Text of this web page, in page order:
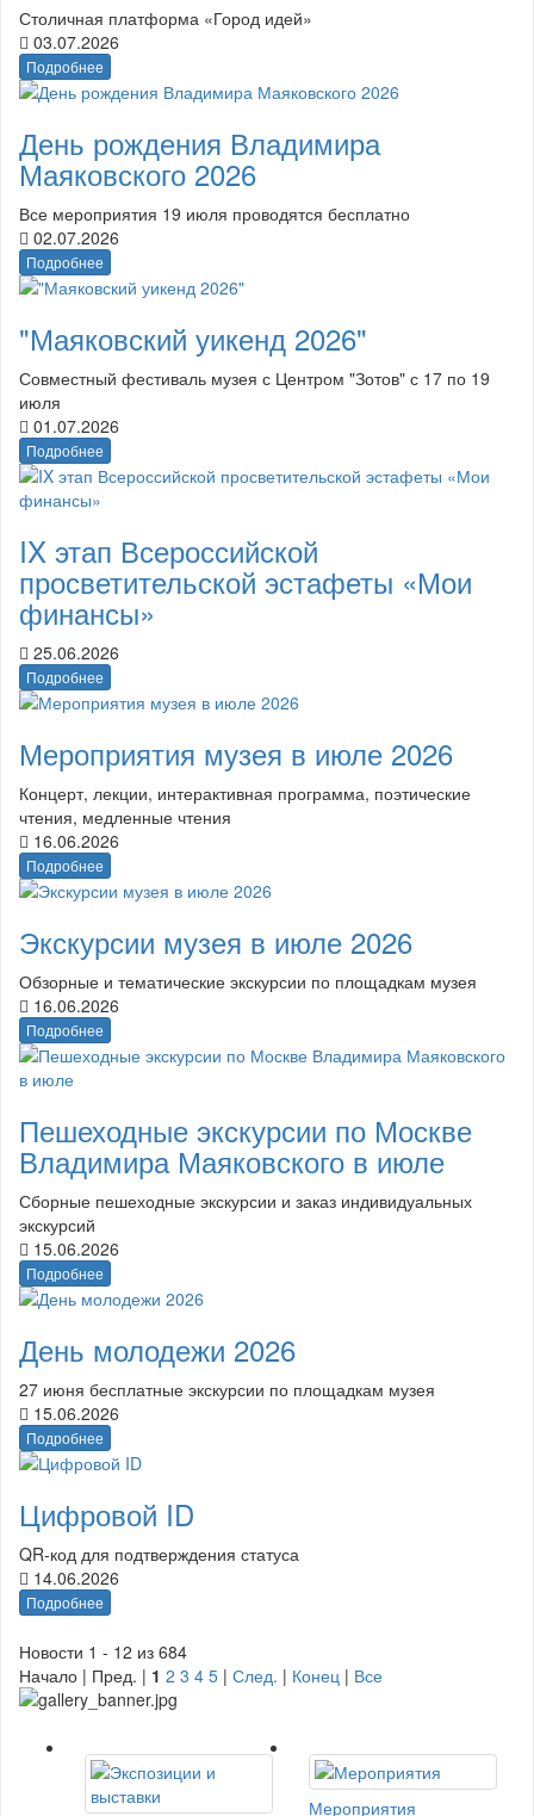
Столичная платформа «Город идей»
03.07.2026
Подробнее
День рождения Владимира
Маяковского 2026
Все мероприятия 19 июля проводятся бесплатно
02.07.2026
Подробнее
"Маяковский уикенд 2026"
Совместный фестиваль музея с Центром "Зотов" с 17 по 19
июля
01.07.2026
Подробнее
IX этап Всероссийской
просветительской эстафеты «Мои
финансы»
25.06.2026
Подробнее
Мероприятия музея в июле 2026
Концерт, лекции, интерактивная программа, поэтические
чтения, медленные чтения
16.06.2026
Подробнее
Экскурсии музея в июле 2026
Обзорные и тематические экскурсии по площадкам музея
16.06.2026
Подробнее
Пешеходные экскурсии по Москве
Владимира Маяковского в июле
Сборные пешеходные экскурсии и заказ индивидуальных
экскурсий
15.06.2026
Подробнее
День молодежи 2026
27 июня бесплатные экскурсии по площадкам музея
15.06.2026
Подробнее
Цифровой ID
QR-код для подтверждения статуса
14.06.2026
Подробнее
Новости 1 - 12 из 684
Начало | Пред. | 1 2 3 4 5 | След. | Конец | Все
Мероприятия